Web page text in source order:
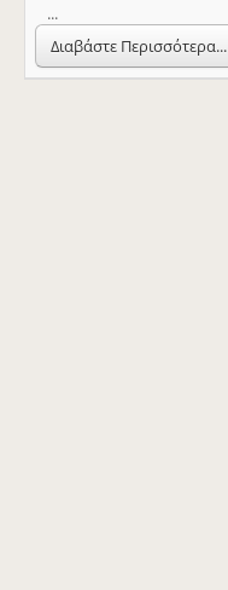
...
Διαβάστε Περισσότερα...